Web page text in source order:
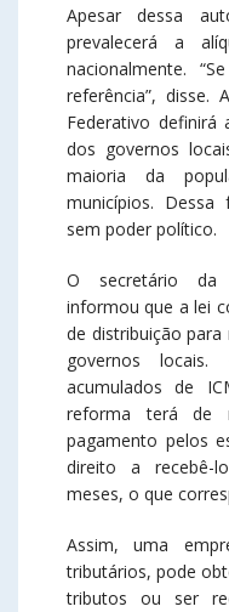
Apesar dessa
prevalecerá a
nacionalmente.
referência”, disse.
Federativo definirá
dos governos
maioria da
municípios.
sem poder político.
O secretário da
informou que a lei
de distribuição
governos
acumulados de
reforma terá de
pagamento pelos
direito a recebê-
meses, o que
Assim, uma
tributários, pode
tributos ou ser